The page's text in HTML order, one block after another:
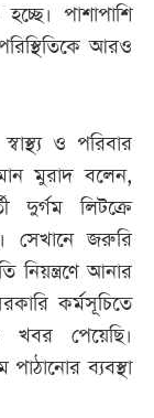
পাশাপাশি
আরও
ও পরিবার
মুরাদ বলেন,
দুর্গম লিটক্রে
সেখানে জরুরি
নিয়ন্ত্রণে আনার
কর্মসূচিতে
খবর পেয়েছি।
ব্যবস্থা